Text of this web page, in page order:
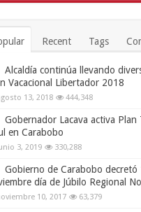
Recent Tags
Alcaldía continúa llevando
Vacacional Libertador 2018
13, 2018 444,348
Gobernador Lacava activa Plan
en Carabobo
3, 2019 330,288
Gobierno de Carabobo decretó
día de Júbilo Regional
10, 2017 63,379